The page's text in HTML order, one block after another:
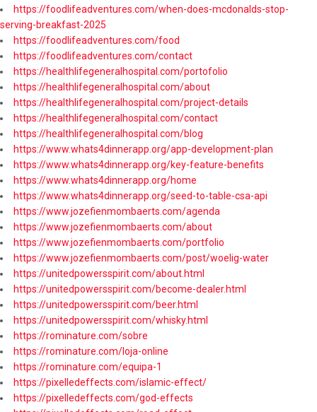
https://foodlifeadventures.com/when-does-mcdonalds-stop-
serving-breakfast-2025
https://foodlifeadventures.com/food
https://foodlifeadventures.com/contact
https://healthlifegeneralhospital.com/portofolio
https://healthlifegeneralhospital.com/about
https://healthlifegeneralhospital.com/project-details
https://healthlifegeneralhospital.com/contact
https://healthlifegeneralhospital.com/blog
https://www.whats4dinnerapp.org/app-development-plan
https://www.whats4dinnerapp.org/key-feature-benefits
https://www.whats4dinnerapp.org/home
https://www.whats4dinnerapp.org/seed-to-table-csa-api
https://www.jozefienmombaerts.com/agenda
https://www.jozefienmombaerts.com/about
https://www.jozefienmombaerts.com/portfolio
https://www.jozefienmombaerts.com/post/woelig-water
https://unitedpowersspirit.com/about.html
https://unitedpowersspirit.com/become-dealer.html
https://unitedpowersspirit.com/beer.html
https://unitedpowersspirit.com/whisky.html
https://rominature.com/sobre
https://rominature.com/loja-online
https://rominature.com/equipa-1
https://pixelledeffects.com/islamic-effect/
https://pixelledeffects.com/god-effects